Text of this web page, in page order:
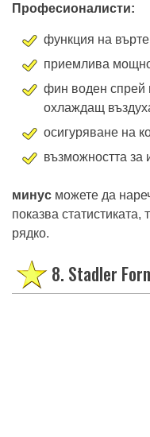
Професионалисти:
функция на
приемлива
фин воден спрей
охлаждащ
осигуряване на
възможността за
минус можете да
показва статистиката,
рядко.
8. Stadler